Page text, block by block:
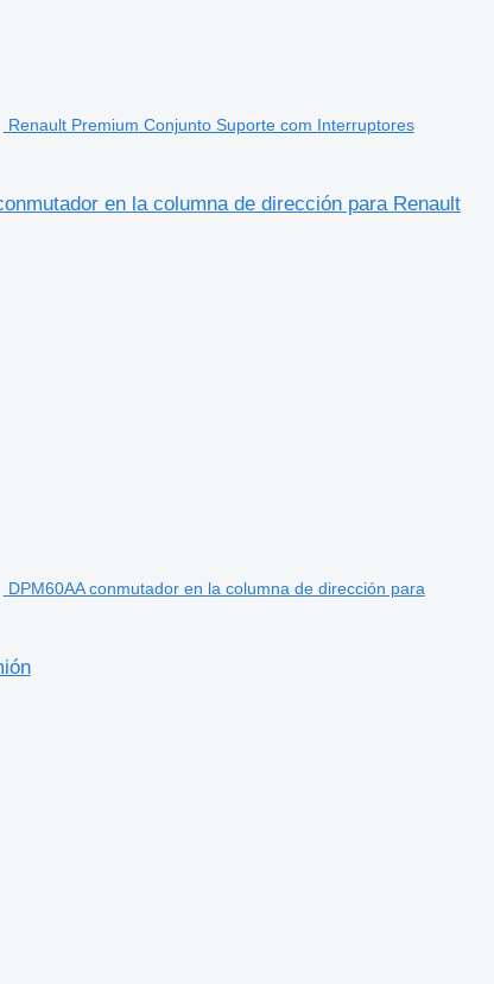
Renault Premium Conjunto Suporte com Interruptores
en la columna de dirección para Renault
DPM60AA conmutador en la columna de dirección para